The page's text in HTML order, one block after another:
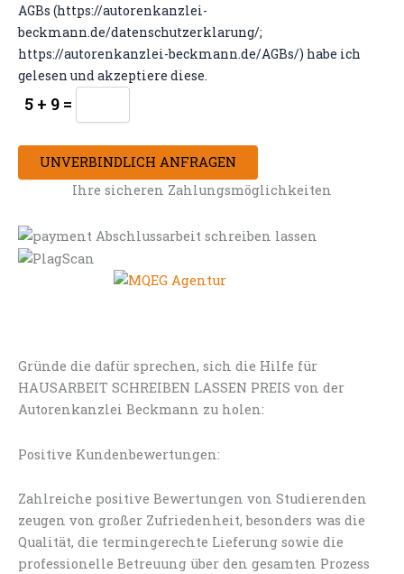
AGBs (https://autorenkanzlei-
beckmann.de/datenschutzerklarung/;
https://autorenkanzlei-beckmann.de/AGBs/) habe ich
gelesen und akzeptiere diese.
5 + 9 =
UNVERBINDLICH ANFRAGEN
Ihre sicheren Zahlungsmöglichkeiten
Gründe die dafür sprechen, sich die Hilfe für
HAUSARBEIT SCHREIBEN LASSEN PREIS von der
Autorenkanzlei Beckmann zu holen:
Positive Kundenbewertungen:
Zahlreiche positive Bewertungen von Studierenden
zeugen von großer Zufriedenheit, besonders was die
Qualität, die termingerechte Lieferung sowie die
professionelle Betreuung über den gesamten Prozess